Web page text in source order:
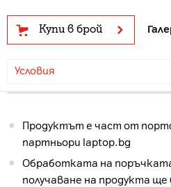
Купи в брой
Условия
Продуктът е част от
партньори laptop.bg
Обработката на
получаване на продукта